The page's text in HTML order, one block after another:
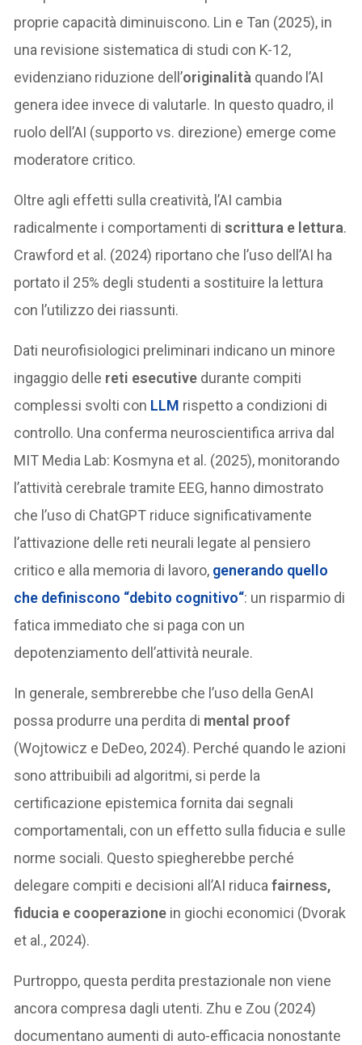
proprie capacità diminuiscono. Lin e Tan (2025), in
una revisione sistematica di studi con K-12,
evidenziano riduzione dell’originalità quando l’AI
genera idee invece di valutarle. In questo quadro, il
ruolo dell’AI (supporto vs. direzione) emerge come
moderatore critico.
Oltre agli effetti sulla creatività, l’AI cambia
radicalmente i comportamenti discrittura e lettura.
Crawford et al. (2024) riportano che l’uso dell’AI ha
portato il 25% degli studenti a sostituire la lettura
con l’utilizzo dei riassunti.
Dati neurofisiologici preliminari indicano un minore
ingaggio delle reti esecutive durante compiti
complessi svolti con LLM rispetto a condizioni di
controllo. Una conferma neuroscientifica arriva dal
MIT Media Lab: Kosmyna et al. (2025), monitorando
l’attività cerebrale tramite EEG, hanno dimostrato
che l’uso di ChatGPT riduce significativamente
l’attivazione delle reti neurali legate al pensiero
critico e alla memoria di lavoro, generando quello
che definiscono “debito cognitivo“: un risparmio di
fatica immediato che si paga con un
depotenziamento dell’attività neurale.
In generale, sembrerebbe che l’uso della GenAI
possa produrre una perdita di mental proof
(Wojtowicz e DeDeo, 2024). Perché quando le azioni
sono attribuibili ad algoritmi, si perde la
certificazione epistemica fornita dai segnali
comportamentali, con un effetto sulla fiducia e sulle
norme sociali. Questo spiegherebbe perché
delegare compiti e decisioni all’AI riducafairness,
fiducia e cooperazione in giochi economici (Dvorak
et al., 2024).
Purtroppo, questa perdita prestazionale non viene
ancora compresa dagli utenti. Zhu e Zou (2024)
documentano aumenti di auto-efficacia nonostante